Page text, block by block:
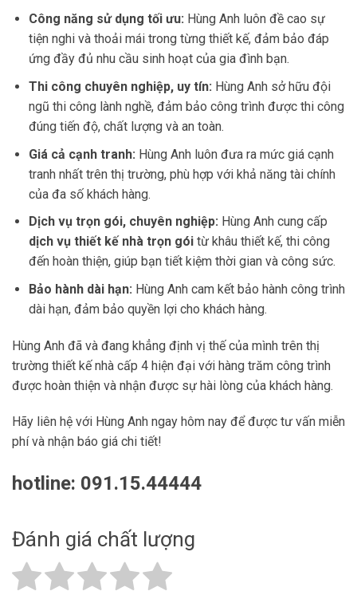
Công năng sử dụng tối ưu: Hùng Anh luôn đề cao sự
tiện nghi và thoải mái trong từng thiết kế, đảm bảo đáp
ứng đầy đủ nhu cầu sinh hoạt của gia đình bạn.
Thi công chuyên nghiệp, uy tín: Hùng Anh sở hữu đội
ngũ thi công lành nghề, đảm bảo công trình được thi công
đúng tiến độ, chất lượng và an toàn.
Giá cả cạnh tranh: Hùng Anh luôn đưa ra mức giá cạnh
tranh nhất trên thị trường, phù hợp với khả năng tài chính
của đa số khách hàng.
Dịch vụ trọn gói, chuyên nghiệp: Hùng Anh cung cấp
dịch vụ thiết kế nhà trọn góitừ khâu thiết kế, thi công
đến hoàn thiện, giúp bạn tiết kiệm thời gian và công sức.
Bảo hành dài hạn: Hùng Anh cam kết bảo hành công trình
dài hạn, đảm bảo quyền lợi cho khách hàng.
Hùng Anh đã và đang khẳng định vị thế của mình trên thị
trường thiết kế nhà cấp 4 hiện đại với hàng trăm công trình
được hoàn thiện và nhận được sự hài lòng của khách hàng.
Hãy liên hệ với Hùng Anh ngay hôm nay để được tư vấn miễn
phí và nhận báo giá chi tiết!
hotline: 091.15.44444
Đánh giá chất lượng